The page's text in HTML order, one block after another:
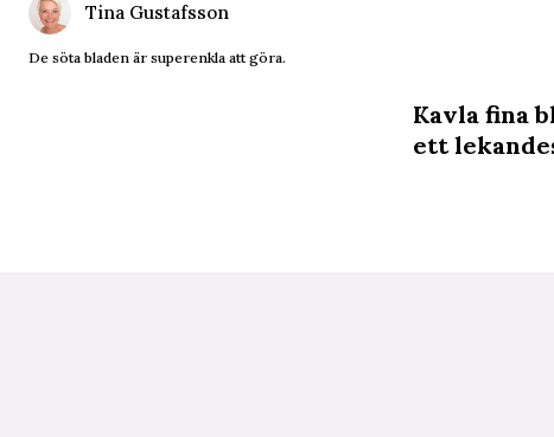
Tina Gustafsson
De söta bladen är superenkla att göra.
Kavla fina
ett